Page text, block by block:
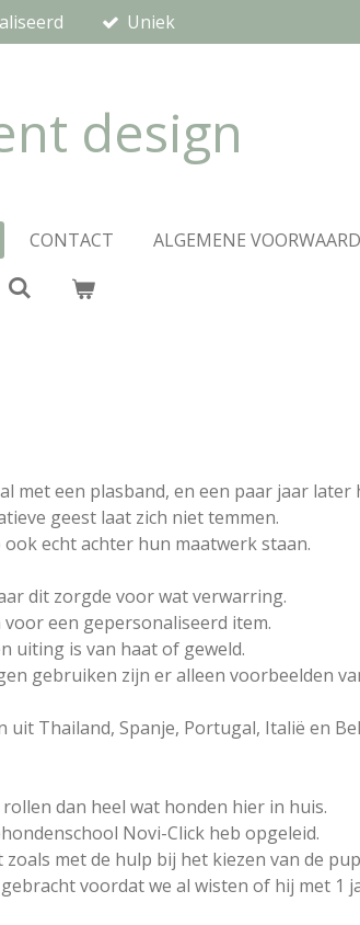
Uniek
design
CONTACT
ALGEMENE
met een plasband, en een paar jaar later
geest laat zich niet temmen.
echt achter hun maatwerk staan.
dit zorgde voor wat verwarring.
een gepersonaliseerd item.
uiting is van haat of geweld.
gebruiken zijn er alleen voorbeelden
Thailand, Spanje, Portugal, Italië en
dan heel wat honden hier in huis.
Novi-Click heb opgeleid.
met de hulp bij het kiezen van de
voordat we al wisten of hij met 1